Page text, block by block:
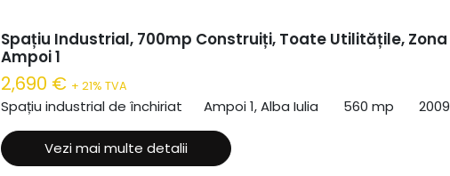
Spațiu Industrial, 700mp Construiți, Toate Utilitățile, Zona
Ampoi 1
2,690 € + 21% TVA
Spațiu industrial de închiriat Ampoi 1, Alba Iulia 560 mp 2009
Vezi mai multe detalii